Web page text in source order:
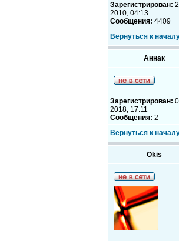
Зарегистрирован:
2010, 04:13
Сообщения: 4409
Вернуться к
Аннак
Зарегистрирован:
2018, 17:11
Сообщения: 2
Вернуться к
Okis